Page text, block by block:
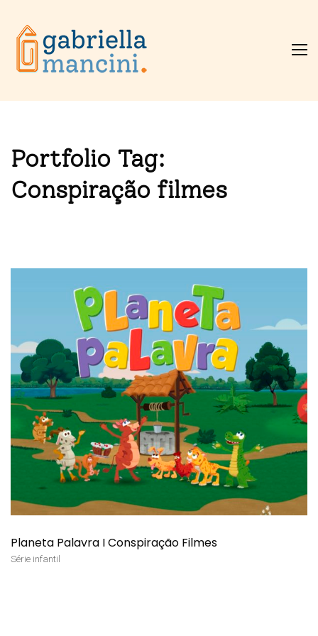
Portfolio Tag:
Conspiração filmes
Planeta Palavra I Conspiração Filmes
Série infantil